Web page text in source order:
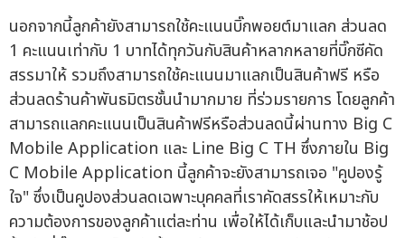
นอกจากนี้ลูกค้ายังสามารถใช้คะแนนบิ๊กพอยต์มาแลก ส่วนลด
1 คะแนนเท่ากับ 1 บาทได้ทุกวันกับสินค้าหลากหลายที่บิ๊กซีคัด
สรรมาให้ รวมถึงสามารถใช้คะแนนมาแลกเป็นสินค้าฟรี หรือ
ส่วนลดร้านค้าพันธมิตรชั้นนำมากมาย ที่ร่วมรายการ โดยลูกค้า
สามารถแลกคะแนนเป็นสินค้าฟรีหรือส่วนลดนี้ผ่านทาง Big C
Mobile Application และ Line Big C TH ซึ่งภายใน Big
C Mobile Application นี้ลูกค้าจะยังสามารถเจอ "คูปองรู้
ใจ" ซึ่งเป็นคูปองส่วนลดเฉพาะบุคคลที่เราคัดสรรให้เหมาะกับ
ความต้องการของลูกค้าแต่ละท่าน เพื่อให้ได้เก็บและนำมาช้อป